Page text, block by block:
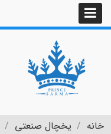
خانه یخچال صنعتی